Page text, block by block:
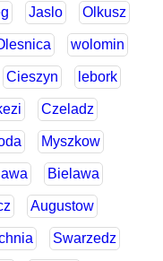
Jaslo Olkusz
wolomin
Cieszyn lebork
Czeladz
Myszkow
Bielawa
Augustow
Swarzedz